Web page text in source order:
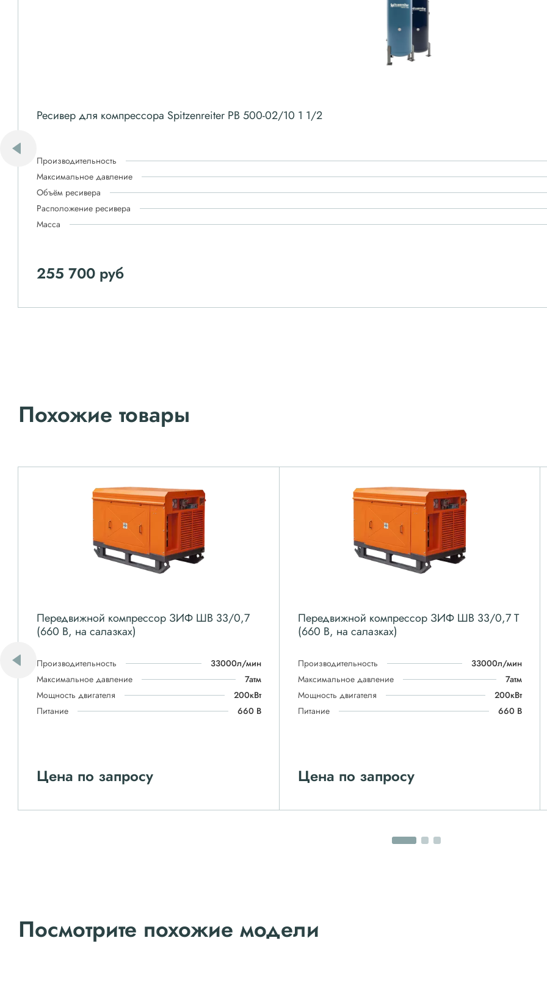
Ресивер для компрессора Spitzenreiter РВ 500-02/10 1 1/2
Производительность
Максимальное давление
Объём ресивера
Расположение ресивера
Масса
255 700 руб
Похожие товары
Передвижной компрессор ЗИФ ШВ 33/0,7
(660 В, на салазках)
Производительность
33000л/мин
Максимальное давление
7атм
Мощность двигателя
200кВт
Питание
660 В
Цена по запросу
Передвижной компрессор ЗИФ ШВ 33/0,7 Т
(660 В, на салазках)
Производительность
33000л/мин
Максимальное давление
7атм
Мощность двигателя
200кВт
Питание
660 В
Цена по запросу
Посмотрите похожие модели